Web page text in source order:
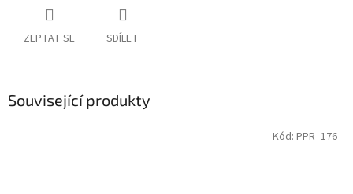
ZEPTAT SE SDÍLET
Související produkty
Kód: PPR_176